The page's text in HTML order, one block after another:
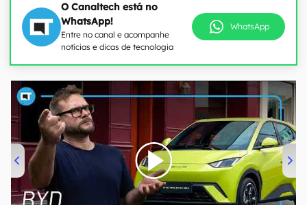
O Canaltech está no
WhatsApp!
Entre no canal e acompanhe
notícias e dicas de tecnologia
WhatsApp